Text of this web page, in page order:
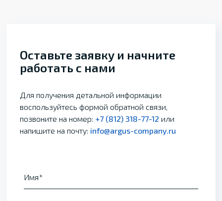
Оставьте заявку и начните
работать с нами
Для получения детальной информации
воспользуйтесь формой обратной связи,
позвоните на номер: +7 (812) 318-77-12 или
напишите на почту: info@argus-company.ru
Имя